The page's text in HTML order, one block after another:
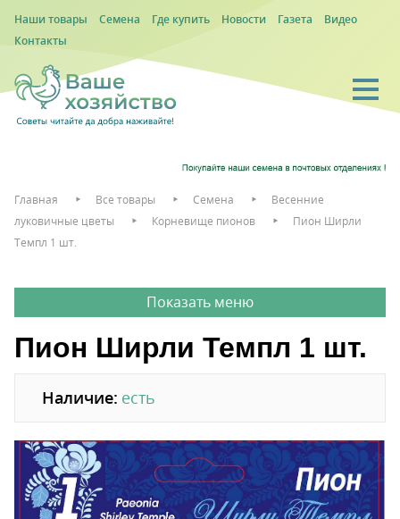
Наши товары Семена Где купить Новости Газета
Видео
Контакты
Главная Все товары Семена
Весенние
луковичные цветы
Корневище пионов
Пион Ширли
Темпл 1 шт.
Пион Ширли Темпл 1 шт.
Наличие: есть